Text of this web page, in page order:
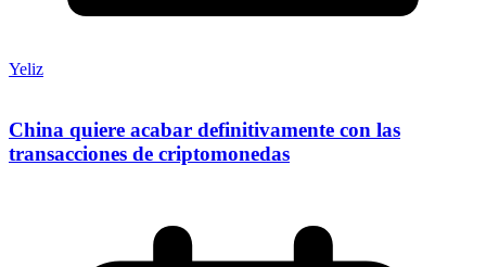
Yeliz
China quiere acabar definitivamente con las
transacciones de criptomonedas